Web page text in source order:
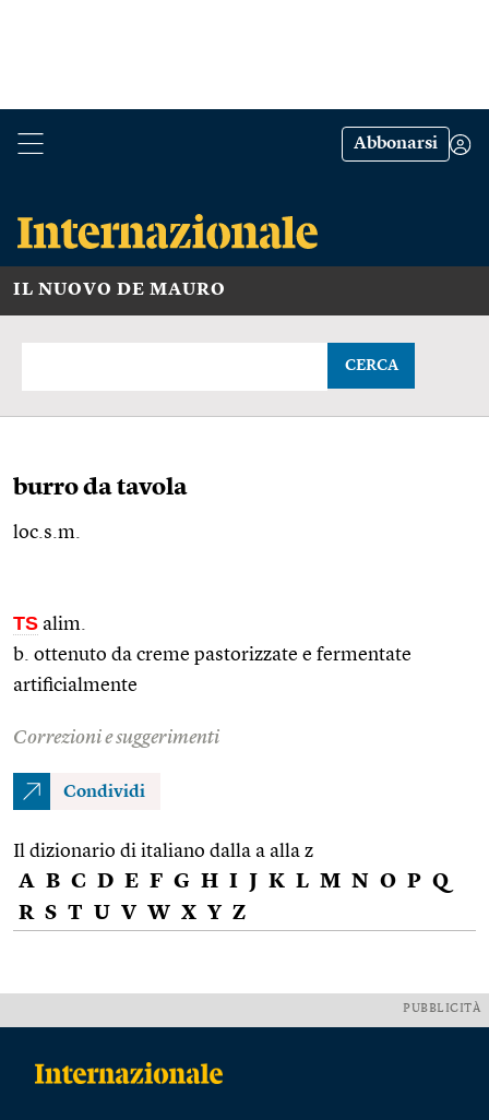
Abbonarsi
IL NUOVO DE MAURO
CERCA
burro da tavola
loc.s.m.
TS alim.
b. ottenuto da creme pastorizzate e fermentate
artificialmente
Correzioni e suggerimenti
Condividi
Il dizionario di italiano dalla a alla z
A B C D E F G H I J K L M N O P Q
R S T U V W X Y Z
PUBBLICITÀ